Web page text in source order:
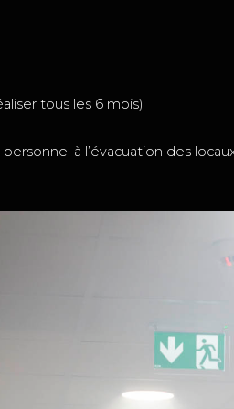
tous les 6 mois)
à l’évacuation des